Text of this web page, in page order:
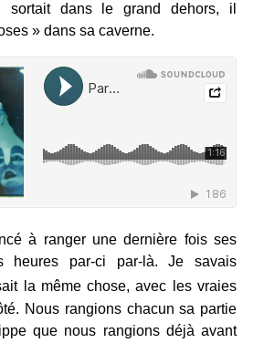
sortait dans le grand dehors, il
» dans sa caverne.
à ranger une dernière fois ses
heures par-ci par-là. Je savais
la même chose, avec les vraies
Nous rangions chacun sa partie
que nous rangions déjà avant